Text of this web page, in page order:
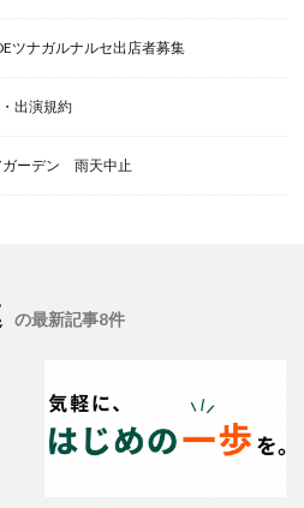
ツナガルナルセ出店者募集
出演規約
ガーデン 雨天中止
の最新記事8件